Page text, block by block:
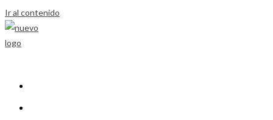
Ir al contenido